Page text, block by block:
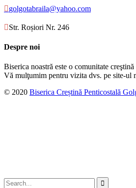
golgotabraila@yahoo.com
Str. Roșiori Nr. 246
Despre noi
Biserica noastră este o comunitate
Vă mulţumim pentru vizita dvs. pe site-ul
© 2020 Biserica Creștină Penticostală
